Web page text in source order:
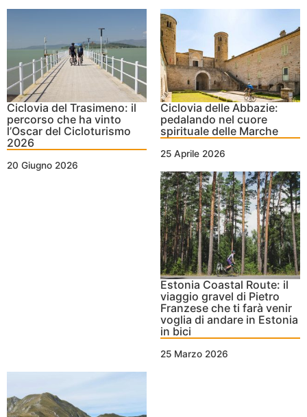
Ciclovia del Trasimeno: il
percorso che ha vinto
l’Oscar del Cicloturismo
2026
20 Giugno 2026
Ciclovia delle Abbazie:
pedalando nel cuore
spirituale delle Marche
25 Aprile 2026
Estonia Coastal Route: il
viaggio gravel di Pietro
Franzese che ti farà venir
voglia di andare in Estonia
in bici
25 Marzo 2026